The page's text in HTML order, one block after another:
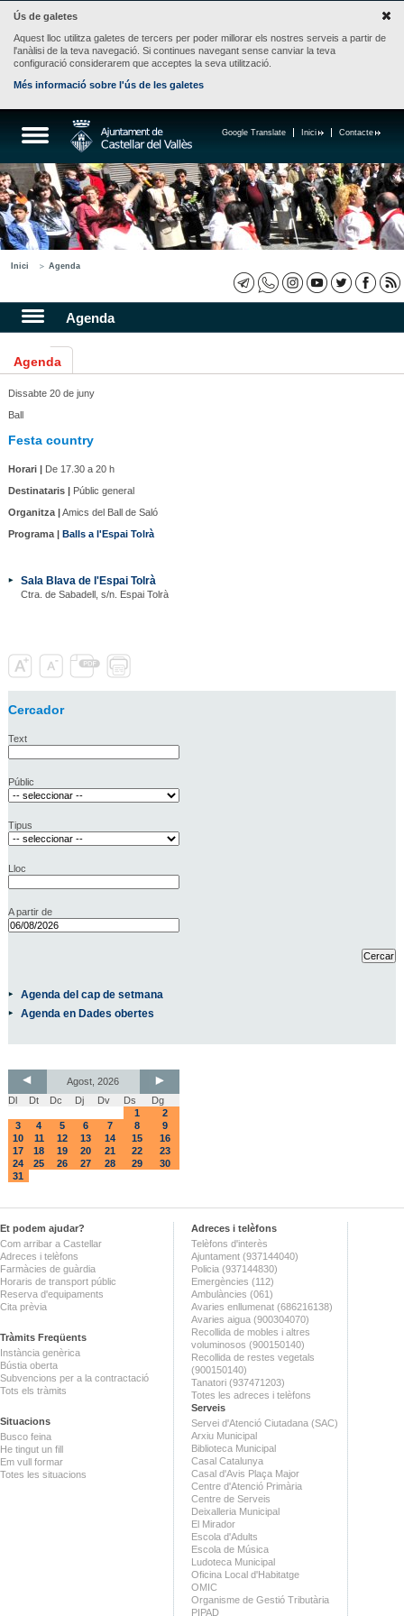
Ús de galetes
Aquest lloc utilitza galetes de tercers per poder millorar els nostres serveis a partir de
l'anàlisi de la teva navegació. Si continues navegant sense canviar la teva
configuració considerarem que acceptes la seva utilització.
Més informació sobre l'ús de les galetes
Contacte
Inici
Google Translate
Inici Agenda
Agenda
Agenda
Dissabte 20 de juny
Ball
Festa country
Horari |De 17.30 a 20 h
Destinataris |Públic general
Organitza |Amics del Ball de Saló
Programa | Balls a l'Espai Tolrà
Sala Blava de l'Espai Tolrà
Ctra. de Sabadell, s/n. Espai Tolrà
Cercador
Text
Públic
Tipus
Lloc
A partir de
Agenda del cap de setmana
Agenda en Dades obertes
Agost, 2026
Dl
Dt Dc Dj Dv Ds
Dg
1
2
3
4 5 6 7 8
9
10
11 12 13 14 15
16
17
18 19 20 21 22
23
24
25 26 27 28 29
30
31
Et podem ajudar?
Com arribar a Castellar
Adreces i telèfons
Farmàcies de guàrdia
Horaris de transport públic
Reserva d'equipaments
Cita prèvia
Tràmits Freqüents
Instància genèrica
Bústia oberta
Subvencions per a la contractació
Tots els tràmits
Situacions
Busco feina
He tingut un fill
Em vull formar
Totes les situacions
Adreces i telèfons
Telèfons d'interès
Ajuntament (937144040)
Policia (937144830)
Emergències (112)
Ambulàncies (061)
Avaries enllumenat (686216138)
Avaries aigua (900304070)
Recollida de mobles i altres
voluminosos (900150140)
Recollida de restes vegetals
(900150140)
Tanatori (937471203)
Totes les adreces i telèfons
Serveis
Servei d'Atenció Ciutadana (SAC)
Arxiu Municipal
Biblioteca Municipal
Casal Catalunya
Casal d'Avis Plaça Major
Centre d'Atenció Primària
Centre de Serveis
Deixalleria Municipal
El Mirador
Escola d'Adults
Escola de Música
Ludoteca Municipal
Oficina Local d'Habitatge
OMIC
Organisme de Gestió Tributària
PIPAD